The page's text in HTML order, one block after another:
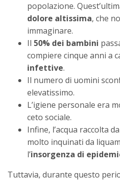
popolazione.
dolore altissima, che
immaginare.
Il 50% dei bambini
compiere cinque anni a
infettive.
Il numero di uomini
elevatissimo.
L’igiene personale era
ceto sociale.
Infine, l’acqua raccolta
molto inquinati da
l’insorgenza di
Tuttavia, durante questo